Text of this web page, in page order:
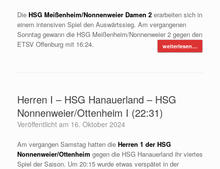
Die HSG Meißenheim/Nonnenweier Damen 2 erarbeiten sich in
einem intensiven Spiel den Auswärtssieg. Am vergangenen
Sonntag gewann die HSG Meißenheim/Nonnenweier 2 gegen den
ETSV Offenburg mit 16:24.
weiterlesen…
Herren I – HSG Hanauerland – HSG
Nonnenweier/Ottenheim I (22:31)
Veröffentlicht am 16. Oktober 2024
Am vergangen Samstag hatten die Herren 1 der HSG
Nonnenweier/Ottenheim gegen die HSG Hanauerland ihr viertes
Spiel der Saison. Um 20:15 wurde etwas verspätet in der